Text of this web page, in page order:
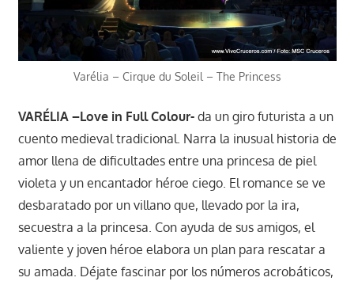
Varélia – Cirque du Soleil – The Princess
VARÉLIA –Love in Full Colour-da un giro futurista a un
cuento medieval tradicional. Narra la inusual historia de
amor llena de dificultades entre una princesa de piel
violeta y un encantador héroe ciego. El romance se ve
desbaratado por un villano que, llevado por la ira,
secuestra a la princesa. Con ayuda de sus amigos, el
valiente y joven héroe elabora un plan para rescatar a
su amada. Déjate fascinar por los números acrobáticos,